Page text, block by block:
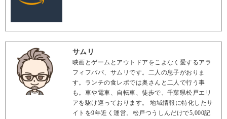
サムリ
映画とゲームとアウトドアをこよなく愛するアラ
フィフパパ、サムリです。二人の息子がおりま
す。ランチの食レポでは奥さんと二人で行う事
も。車や電車、自転車、徒歩で、千葉県松戸エリ
アを駆け巡っております。 地域情報に特化したサ
イトを9年近く運営。松戸つうしんだけで5,000記